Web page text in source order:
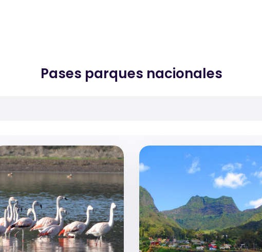
Pases parques nacionales